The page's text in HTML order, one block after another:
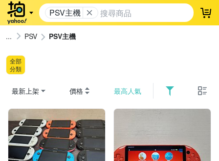
PSV主機 登
PSV PSV主機
全部
分類
最新上架 價格 最高人氣